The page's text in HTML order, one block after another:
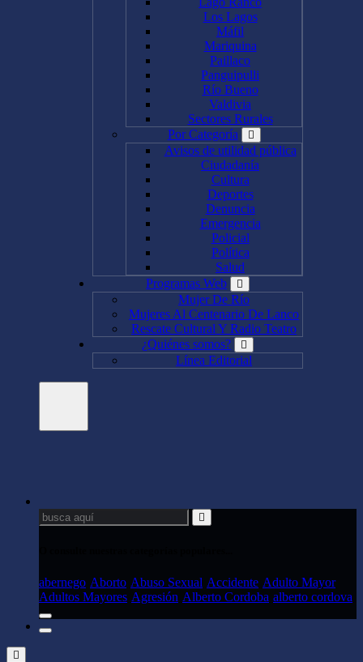
Los Lagos
Máfil
Mariquina
Paillaco
Panguipulli
Río Bueno
Valdivia
Sectores Rurales
Por Categoría
Avisos de utilidad pública
Ciudadanía
Cultura
Deportes
Denuncia
Emergencia
Policial
Política
Salud
Programas Web
Mujer De Río
Mujeres Al Centenario De Lanco
Rescate Cultural Y Radio Teatro
¿Quiénes somos?
Línea Editorial
Buscar:
abernego Aborto Abuso Sexual Accidente Adulto Mayor
Adultos Mayores Agresión Alberto Cordoba alberto cordova